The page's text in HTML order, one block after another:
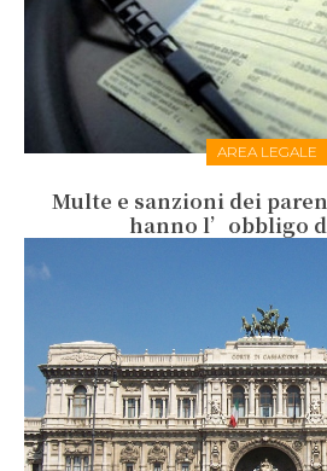
AREA LEGALE
Multe e sanzioni dei
hanno l’obbligo